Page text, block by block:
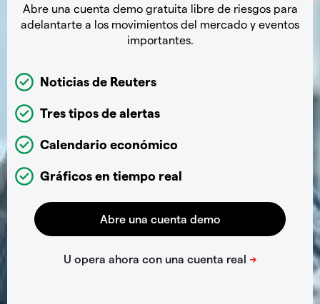
Abre una cuenta demo gratuita libre de riesgos para
adelantarte a los movimientos del mercado y eventos
importantes.
Noticias de Reuters
Tres tipos de alertas
Calendario económico
Gráficos en tiempo real